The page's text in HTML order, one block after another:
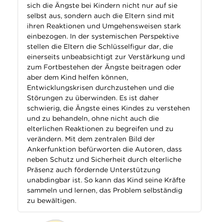
sich die Ängste bei Kindern nicht nur auf sie
selbst aus, sondern auch die Eltern sind mit
ihren Reaktionen und Umgehensweisen stark
einbezogen. In der systemischen Perspektive
stellen die Eltern die Schlüsselfigur dar, die
einerseits unbeabsichtigt zur Verstärkung und
zum Fortbestehen der Ängste beitragen oder
aber dem Kind helfen können,
Entwicklungskrisen durchzustehen und die
Störungen zu überwinden. Es ist daher
schwierig, die Ängste eines Kindes zu verstehen
und zu behandeln, ohne nicht auch die
elterlichen Reaktionen zu begreifen und zu
verändern. Mit dem zentralen Bild der
Ankerfunktion befürworten die Autoren, dass
neben Schutz und Sicherheit durch elterliche
Präsenz auch fördernde Unterstützung
unabdingbar ist. So kann das Kind seine Kräfte
sammeln und lernen, das Problem selbständig
zu bewältigen.